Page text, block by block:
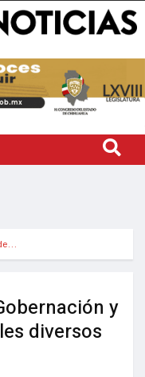
y
diversos